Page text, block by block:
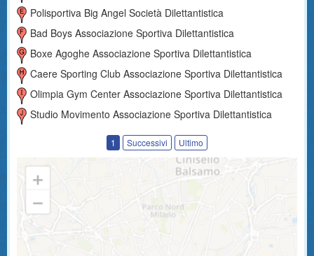
Polisportiva Big Angel Società Dilettantistica
Bad Boys Associazione Sportiva Dilettantistica
Boxe Agoghe Associazione Sportiva Dilettantistica
Caere Sporting Club Associazione Sportiva Dilettantistica
Olimpia Gym Center Associazione Sportiva Dilettantistica
Studio Movimento Associazione Sportiva Dilettantistica
1 Successivi Ultimo